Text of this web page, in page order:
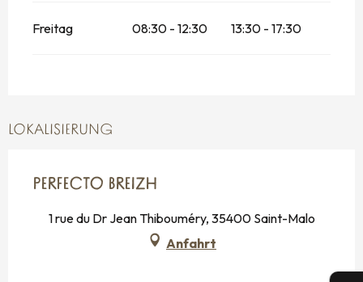
Freitag 08:30 - 12:30 13:30 - 17:30
LOKALISIERUNG
PERFECTO BREIZH
1 rue du Dr Jean Thibouméry, 35400 Saint-Malo
Anfahrt